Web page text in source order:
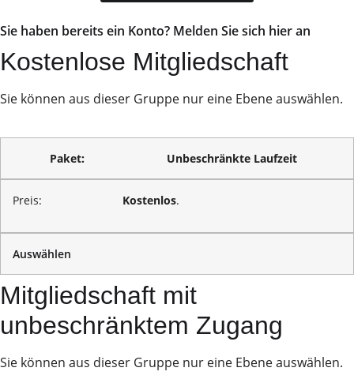
Sie haben bereits ein Konto? Melden Sie sich hier an
Kostenlose Mitgliedschaft
Sie können aus dieser Gruppe nur eine Ebene auswählen.
Unbeschränkte Laufzeit
Kostenlos.
Auswählen
Mitgliedschaft mit
unbeschränktem Zugang
Sie können aus dieser Gruppe nur eine Ebene auswählen.